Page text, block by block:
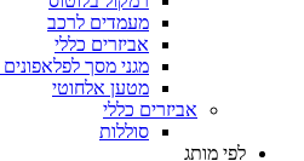
מעמדים לרכב
אביזרים כללי
מגני מסך
מטען אלחוטי
אביזרים כללי
סוללות
לפי מותג